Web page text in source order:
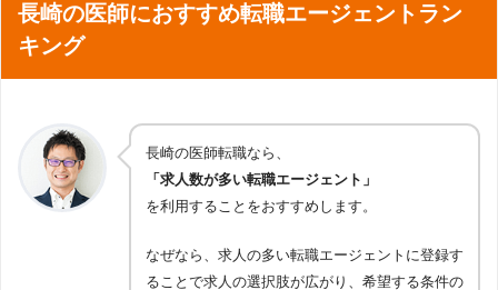
長崎の医師におすすめ転職エージェントラン
キング
長崎の医師転職なら、
「求人数が多い転職エージェント」
を利用することをおすすめします。
なぜなら、求人の多い転職エージェントに登録す
ることで求人の選択肢が広がり、希望する条件の